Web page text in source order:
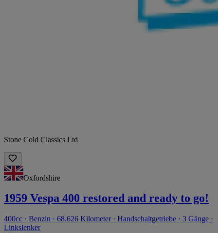
Stone Cold Classics Ltd
Oxfordshire
1959 Vespa 400 restored and ready to go!
400cc · Benzin · 68.626 Kilometer · Handschaltgetriebe · 3 Gänge ·
Linkslenker